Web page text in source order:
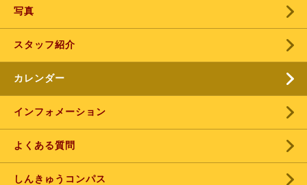
写真
スタッフ紹介
カレンダー
インフォメーション
よくある質問
しんきゅうコンパス